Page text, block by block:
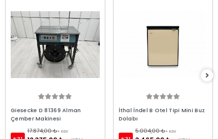
Giesecke D 81369 Alman
Çember Makinesi
17.874,00 ₺+ KDV
İthal İndel B Otel Tipi Mini Buz
Dolabı
5.004,00 ₺+ KDV